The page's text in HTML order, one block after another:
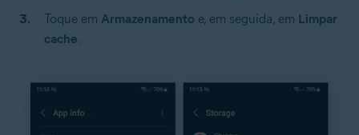
Toque em Armazenamento e, em seguida, em Limpar
cache.